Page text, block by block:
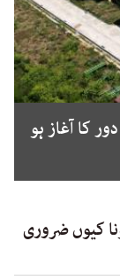
کا آغاز ہو
کیوں ضروری